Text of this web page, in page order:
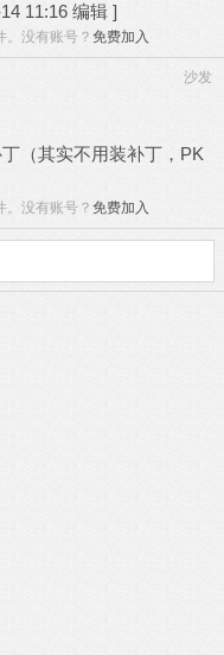
11:16 编辑 ]
。没有账号？ 免费加入
沙发
（其实不用装补丁，PK
。没有账号？ 免费加入